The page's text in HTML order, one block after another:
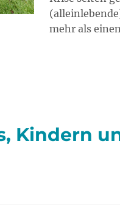
mehr als
Kindern